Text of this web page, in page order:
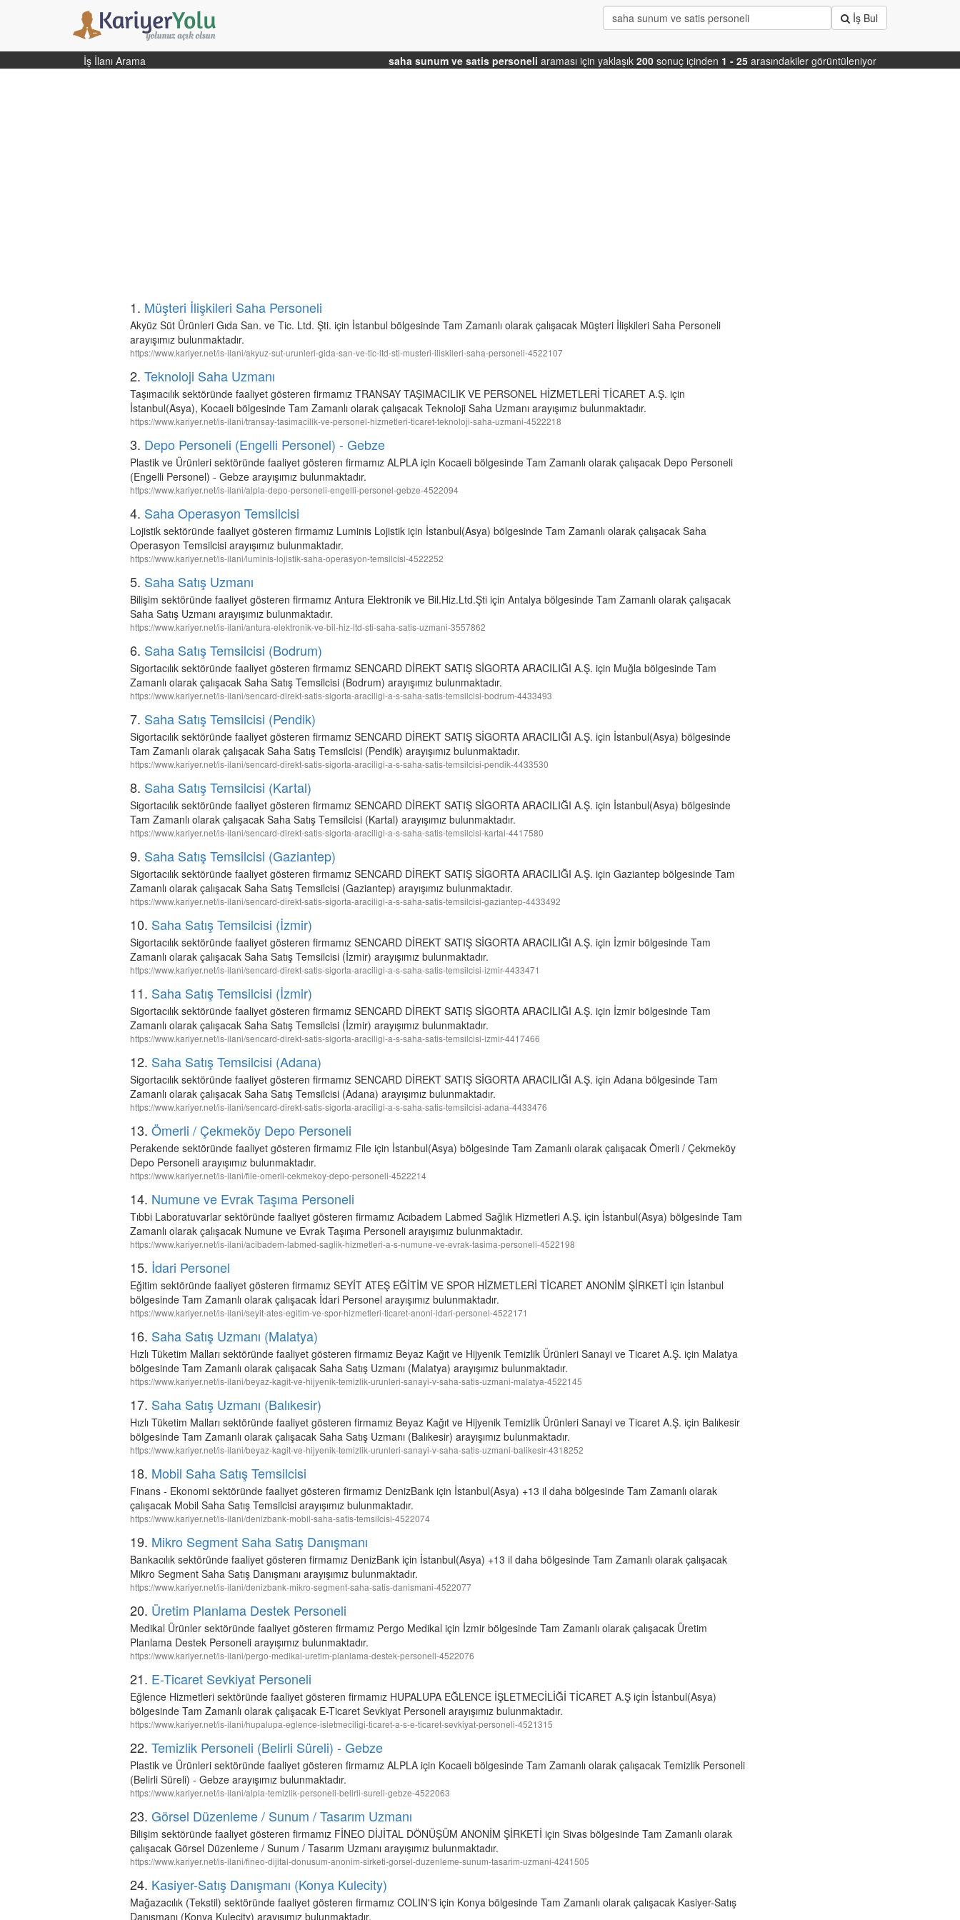
İş Bul
İş İlanı Arama saha sunum ve satis personeli araması için yaklaşık 200 sonuç içinden 1 - 25 arasındakiler görüntüleniyor
1. Müşteri İlişkileri Saha Personeli
Akyüz Süt Ürünleri Gıda San. ve Tic. Ltd. Şti. için İstanbul bölgesinde Tam Zamanlı olarak çalışacak Müşteri İlişkileri Saha Personeli
arayışımız bulunmaktadır.
https://www.kariyer.net/is-ilani/akyuz-sut-urunleri-gida-san-ve-tic-ltd-sti-musteri-iliskileri-saha-personeli-4522107
2. Teknoloji Saha Uzmanı
Taşımacılık sektöründe faaliyet gösteren firmamız TRANSAY TAŞIMACILIK VE PERSONEL HİZMETLERİ TİCARET A.Ş. için
İstanbul(Asya), Kocaeli bölgesinde Tam Zamanlı olarak çalışacak Teknoloji Saha Uzmanı arayışımız bulunmaktadır.
https://www.kariyer.net/is-ilani/transay-tasimacilik-ve-personel-hizmetleri-ticaret-teknoloji-saha-uzmani-4522218
3. Depo Personeli (Engelli Personel) - Gebze
Plastik ve Ürünleri sektöründe faaliyet gösteren firmamız ALPLA için Kocaeli bölgesinde Tam Zamanlı olarak çalışacak Depo Personeli
(Engelli Personel) - Gebze arayışımız bulunmaktadır.
https://www.kariyer.net/is-ilani/alpla-depo-personeli-engelli-personel-gebze-4522094
4. Saha Operasyon Temsilcisi
Lojistik sektöründe faaliyet gösteren firmamız Luminis Lojistik için İstanbul(Asya) bölgesinde Tam Zamanlı olarak çalışacak Saha
Operasyon Temsilcisi arayışımız bulunmaktadır.
https://www.kariyer.net/is-ilani/luminis-lojistik-saha-operasyon-temsilcisi-4522252
5. Saha Satış Uzmanı
Bilişim sektöründe faaliyet gösteren firmamız Antura Elektronik ve Bil.Hiz.Ltd.Şti için Antalya bölgesinde Tam Zamanlı olarak çalışacak
Saha Satış Uzmanı arayışımız bulunmaktadır.
https://www.kariyer.net/is-ilani/antura-elektronik-ve-bil-hiz-ltd-sti-saha-satis-uzmani-3557862
6. Saha Satış Temsilcisi (Bodrum)
Sigortacılık sektöründe faaliyet gösteren firmamız SENCARD DİREKT SATIŞ SİGORTA ARACILIĞI A.Ş. için Muğla bölgesinde Tam
Zamanlı olarak çalışacak Saha Satış Temsilcisi (Bodrum) arayışımız bulunmaktadır.
https://www.kariyer.net/is-ilani/sencard-direkt-satis-sigorta-araciligi-a-s-saha-satis-temsilcisi-bodrum-4433493
7. Saha Satış Temsilcisi (Pendik)
Sigortacılık sektöründe faaliyet gösteren firmamız SENCARD DİREKT SATIŞ SİGORTA ARACILIĞI A.Ş. için İstanbul(Asya) bölgesinde
Tam Zamanlı olarak çalışacak Saha Satış Temsilcisi (Pendik) arayışımız bulunmaktadır.
https://www.kariyer.net/is-ilani/sencard-direkt-satis-sigorta-araciligi-a-s-saha-satis-temsilcisi-pendik-4433530
8. Saha Satış Temsilcisi (Kartal)
Sigortacılık sektöründe faaliyet gösteren firmamız SENCARD DİREKT SATIŞ SİGORTA ARACILIĞI A.Ş. için İstanbul(Asya) bölgesinde
Tam Zamanlı olarak çalışacak Saha Satış Temsilcisi (Kartal) arayışımız bulunmaktadır.
https://www.kariyer.net/is-ilani/sencard-direkt-satis-sigorta-araciligi-a-s-saha-satis-temsilcisi-kartal-4417580
9. Saha Satış Temsilcisi (Gaziantep)
Sigortacılık sektöründe faaliyet gösteren firmamız SENCARD DİREKT SATIŞ SİGORTA ARACILIĞI A.Ş. için Gaziantep bölgesinde Tam
Zamanlı olarak çalışacak Saha Satış Temsilcisi (Gaziantep) arayışımız bulunmaktadır.
https://www.kariyer.net/is-ilani/sencard-direkt-satis-sigorta-araciligi-a-s-saha-satis-temsilcisi-gaziantep-4433492
10. Saha Satış Temsilcisi (İzmir)
Sigortacılık sektöründe faaliyet gösteren firmamız SENCARD DİREKT SATIŞ SİGORTA ARACILIĞI A.Ş. için İzmir bölgesinde Tam
Zamanlı olarak çalışacak Saha Satış Temsilcisi (İzmir) arayışımız bulunmaktadır.
https://www.kariyer.net/is-ilani/sencard-direkt-satis-sigorta-araciligi-a-s-saha-satis-temsilcisi-izmir-4433471
11. Saha Satış Temsilcisi (İzmir)
Sigortacılık sektöründe faaliyet gösteren firmamız SENCARD DİREKT SATIŞ SİGORTA ARACILIĞI A.Ş. için İzmir bölgesinde Tam
Zamanlı olarak çalışacak Saha Satış Temsilcisi (İzmir) arayışımız bulunmaktadır.
https://www.kariyer.net/is-ilani/sencard-direkt-satis-sigorta-araciligi-a-s-saha-satis-temsilcisi-izmir-4417466
12. Saha Satış Temsilcisi (Adana)
Sigortacılık sektöründe faaliyet gösteren firmamız SENCARD DİREKT SATIŞ SİGORTA ARACILIĞI A.Ş. için Adana bölgesinde Tam
Zamanlı olarak çalışacak Saha Satış Temsilcisi (Adana) arayışımız bulunmaktadır.
https://www.kariyer.net/is-ilani/sencard-direkt-satis-sigorta-araciligi-a-s-saha-satis-temsilcisi-adana-4433476
13. Ömerli / Çekmeköy Depo Personeli
Perakende sektöründe faaliyet gösteren firmamız File için İstanbul(Asya) bölgesinde Tam Zamanlı olarak çalışacak Ömerli / Çekmeköy
Depo Personeli arayışımız bulunmaktadır.
https://www.kariyer.net/is-ilani/file-omerli-cekmekoy-depo-personeli-4522214
14. Numune ve Evrak Taşıma Personeli
Tıbbi Laboratuvarlar sektöründe faaliyet gösteren firmamız Acıbadem Labmed Sağlık Hizmetleri A.Ş. için İstanbul(Asya) bölgesinde Tam
Zamanlı olarak çalışacak Numune ve Evrak Taşıma Personeli arayışımız bulunmaktadır.
https://www.kariyer.net/is-ilani/acibadem-labmed-saglik-hizmetleri-a-s-numune-ve-evrak-tasima-personeli-4522198
15. İdari Personel
Eğitim sektöründe faaliyet gösteren firmamız SEYİT ATEŞ EĞİTİM VE SPOR HİZMETLERİ TİCARET ANONİM ŞİRKETİ için İstanbul
bölgesinde Tam Zamanlı olarak çalışacak İdari Personel arayışımız bulunmaktadır.
https://www.kariyer.net/is-ilani/seyit-ates-egitim-ve-spor-hizmetleri-ticaret-anoni-idari-personel-4522171
16. Saha Satış Uzmanı (Malatya)
Hızlı Tüketim Malları sektöründe faaliyet gösteren firmamız Beyaz Kağıt ve Hijyenik Temizlik Ürünleri Sanayi ve Ticaret A.Ş. için Malatya
bölgesinde Tam Zamanlı olarak çalışacak Saha Satış Uzmanı (Malatya) arayışımız bulunmaktadır.
https://www.kariyer.net/is-ilani/beyaz-kagit-ve-hijyenik-temizlik-urunleri-sanayi-v-saha-satis-uzmani-malatya-4522145
17. Saha Satış Uzmanı (Balıkesir)
Hızlı Tüketim Malları sektöründe faaliyet gösteren firmamız Beyaz Kağıt ve Hijyenik Temizlik Ürünleri Sanayi ve Ticaret A.Ş. için Balıkesir
bölgesinde Tam Zamanlı olarak çalışacak Saha Satış Uzmanı (Balıkesir) arayışımız bulunmaktadır.
https://www.kariyer.net/is-ilani/beyaz-kagit-ve-hijyenik-temizlik-urunleri-sanayi-v-saha-satis-uzmani-balikesir-4318252
18. Mobil Saha Satış Temsilcisi
Finans - Ekonomi sektöründe faaliyet gösteren firmamız DenizBank için İstanbul(Asya) +13 il daha bölgesinde Tam Zamanlı olarak
çalışacak Mobil Saha Satış Temsilcisi arayışımız bulunmaktadır.
https://www.kariyer.net/is-ilani/denizbank-mobil-saha-satis-temsilcisi-4522074
19. Mikro Segment Saha Satış Danışmanı
Bankacılık sektöründe faaliyet gösteren firmamız DenizBank için İstanbul(Asya) +13 il daha bölgesinde Tam Zamanlı olarak çalışacak
Mikro Segment Saha Satış Danışmanı arayışımız bulunmaktadır.
https://www.kariyer.net/is-ilani/denizbank-mikro-segment-saha-satis-danismani-4522077
20. Üretim Planlama Destek Personeli
Medikal Ürünler sektöründe faaliyet gösteren firmamız Pergo Medikal için İzmir bölgesinde Tam Zamanlı olarak çalışacak Üretim
Planlama Destek Personeli arayışımız bulunmaktadır.
https://www.kariyer.net/is-ilani/pergo-medikal-uretim-planlama-destek-personeli-4522076
21. E-Ticaret Sevkiyat Personeli
Eğlence Hizmetleri sektöründe faaliyet gösteren firmamız HUPALUPA EĞLENCE İŞLETMECİLİĞİ TİCARET A.Ş için İstanbul(Asya)
bölgesinde Tam Zamanlı olarak çalışacak E-Ticaret Sevkiyat Personeli arayışımız bulunmaktadır.
https://www.kariyer.net/is-ilani/hupalupa-eglence-isletmeciligi-ticaret-a-s-e-ticaret-sevkiyat-personeli-4521315
22. Temizlik Personeli (Belirli Süreli) - Gebze
Plastik ve Ürünleri sektöründe faaliyet gösteren firmamız ALPLA için Kocaeli bölgesinde Tam Zamanlı olarak çalışacak Temizlik Personeli
(Belirli Süreli) - Gebze arayışımız bulunmaktadır.
https://www.kariyer.net/is-ilani/alpla-temizlik-personeli-belirli-sureli-gebze-4522063
23. Görsel Düzenleme / Sunum / Tasarım Uzmanı
Bilişim sektöründe faaliyet gösteren firmamız FİNEO DİJİTAL DÖNÜŞÜM ANONİM ŞİRKETİ için Sivas bölgesinde Tam Zamanlı olarak
çalışacak Görsel Düzenleme / Sunum / Tasarım Uzmanı arayışımız bulunmaktadır.
https://www.kariyer.net/is-ilani/fineo-dijital-donusum-anonim-sirketi-gorsel-duzenleme-sunum-tasarim-uzmani-4241505
24. Kasiyer-Satış Danışmanı (Konya Kulecity)
Mağazacılık (Tekstil) sektöründe faaliyet gösteren firmamız COLIN'S için Konya bölgesinde Tam Zamanlı olarak çalışacak Kasiyer-Satış
Danışmanı (Konya Kulecity) arayışımız bulunmaktadır.